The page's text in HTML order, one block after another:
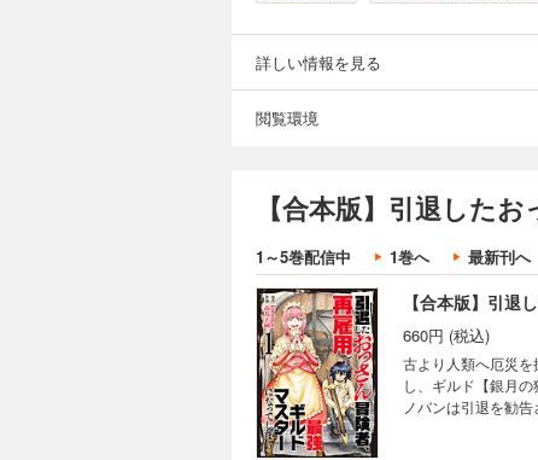
詳しい情報を見る
閲覧環境
【合本版】引退した
1～5巻配信中 1巻へ 最新刊へ
660円 (税込)
古より人類へ厄災
し、ギルド【銀月
ノバンは引退を勧